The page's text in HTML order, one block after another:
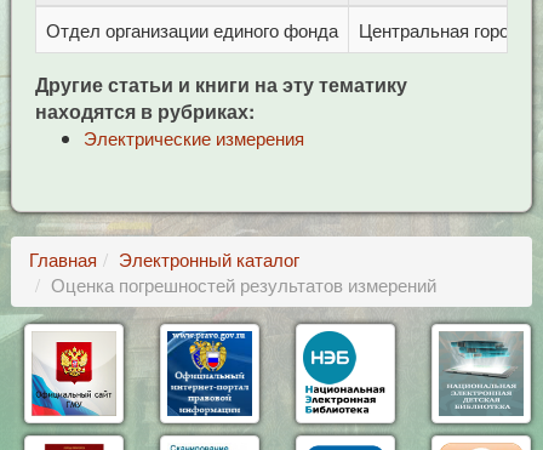
Отдел организации единого фонда Центральная
Другие статьи и книги на эту тематику
находятся в рубриках:
Электрические измерения
Главная
Электронный каталог
Оценка погрешностей результатов измерений